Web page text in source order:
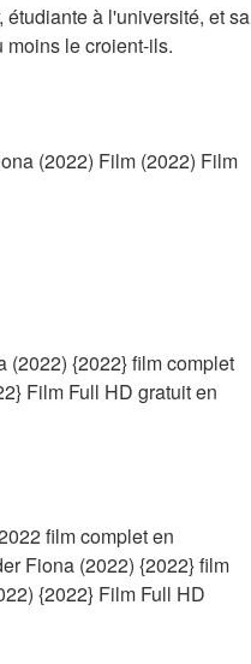
à l'université, et sa
le croient-ils.
(2022) Film (2022) Film
(2022) {2022} film complet
Film Full HD gratuit en
film complet en
Fiona (2022) {2022} film
{2022} Film Full HD